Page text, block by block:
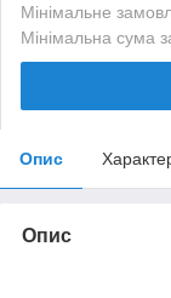
Мінімальне
Мінімальна сума
Опис
Опис